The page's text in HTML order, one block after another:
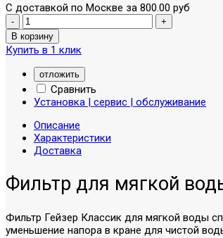
С доставкой по Москве за 800.00 руб
Купить в 1 клик
отложить
Сравнить
Установка | сервис | обслуживание
Описание
Характеристики
Доставка
Фильтр для мягкой
Фильтр Гейзер Классик для мягкой воды
уменьшение напора в кране для чистой